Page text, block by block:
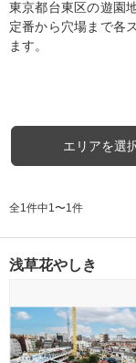
東京都台東区の遊園
定番から穴場まで各
ます。
エリアを選
全1件中1〜1件
浅草花やしき